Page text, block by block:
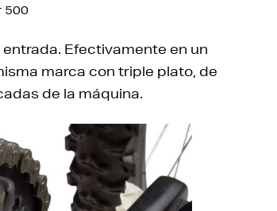
500
entrada. Efectivamente en un
marca con triple plato, de
de la máquina.